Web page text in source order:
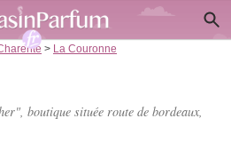
> La Couronne
boutique située route de bordeaux,